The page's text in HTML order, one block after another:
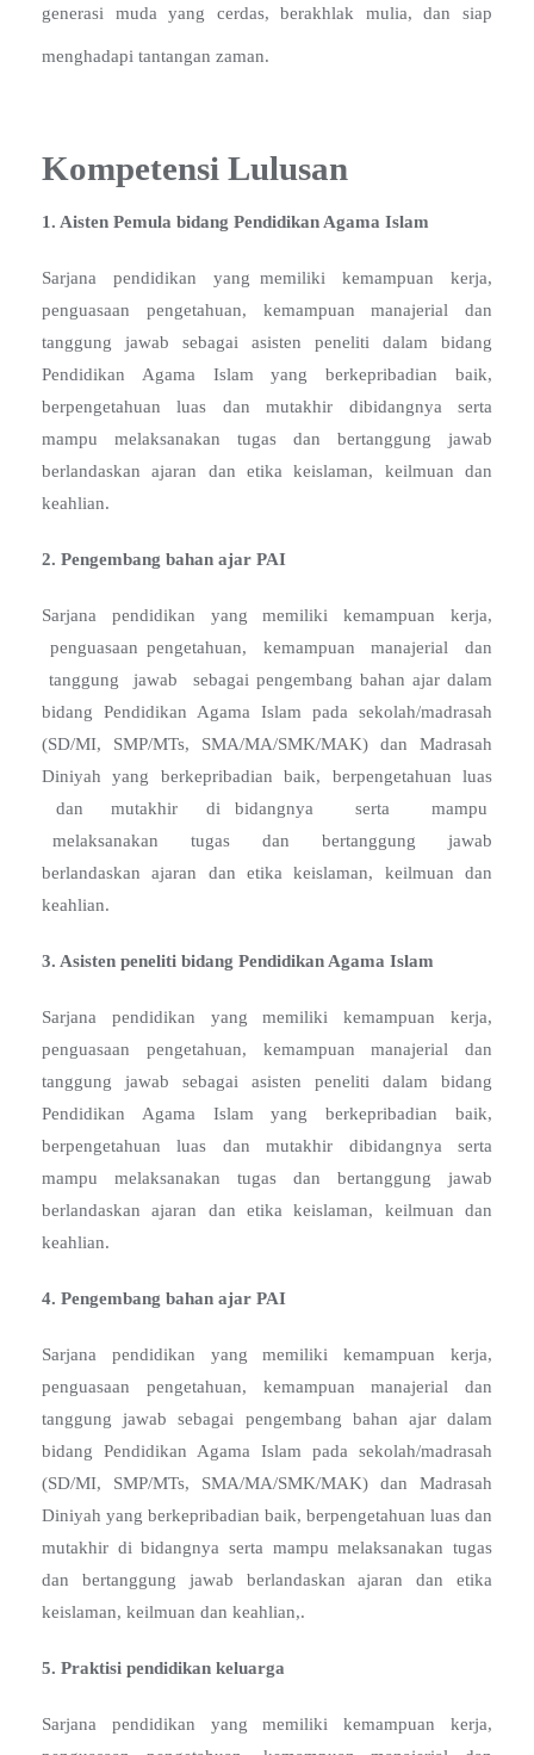
generasi muda yang cerdas, berakhlak mulia, dan siap
menghadapi tantangan zaman.
Kompetensi Lulusan
1. Aisten Pemula bidang Pendidikan Agama Islam
Sarjana pendidikan yang memiliki kemampuan kerja,
penguasaan pengetahuan, kemampuan manajerial dan
tanggung jawab sebagai asisten peneliti dalam bidang
Pendidikan Agama Islam yang berkepribadian baik,
berpengetahuan luas dan mutakhir dibidangnya serta
mampu melaksanakan tugas dan bertanggung jawab
berlandaskan ajaran dan etika keislaman, keilmuan dan
keahlian.
2. Pengembang bahan ajar PAI
Sarjana pendidikan yang memiliki kemampuan kerja,
penguasaan pengetahuan, kemampuan manajerial dan
tanggung jawab sebagai pengembang bahan ajar dalam
bidang Pendidikan Agama Islam pada sekolah/madrasah
(SD/MI, SMP/MTs, SMA/MA/SMK/MAK) dan Madrasah
Diniyah yang berkepribadian baik, berpengetahuan luas
dan mutakhir di bidangnya serta mampu
melaksanakan tugas dan bertanggung jawab
berlandaskan ajaran dan etika keislaman, keilmuan dan
keahlian.
3. Asisten peneliti bidang Pendidikan Agama Islam
Sarjana pendidikan yang memiliki kemampuan kerja,
penguasaan pengetahuan, kemampuan manajerial dan
tanggung jawab sebagai asisten peneliti dalam bidang
Pendidikan Agama Islam yang berkepribadian baik,
berpengetahuan luas dan mutakhir dibidangnya serta
mampu melaksanakan tugas dan bertanggung jawab
berlandaskan ajaran dan etika keislaman, keilmuan dan
keahlian.
4. Pengembang bahan ajar PAI
Sarjana pendidikan yang memiliki kemampuan kerja,
penguasaan pengetahuan, kemampuan manajerial dan
tanggung jawab sebagai pengembang bahan ajar dalam
bidang Pendidikan Agama Islam pada sekolah/madrasah
(SD/MI, SMP/MTs, SMA/MA/SMK/MAK) dan Madrasah
Diniyah yang berkepribadian baik, berpengetahuan luas dan
mutakhir di bidangnya serta mampu melaksanakan tugas
dan bertanggung jawab berlandaskan ajaran dan etika
keislaman, keilmuan dan keahlian,.
5. Praktisi pendidikan keluarga
Sarjana pendidikan yang memiliki kemampuan kerja,